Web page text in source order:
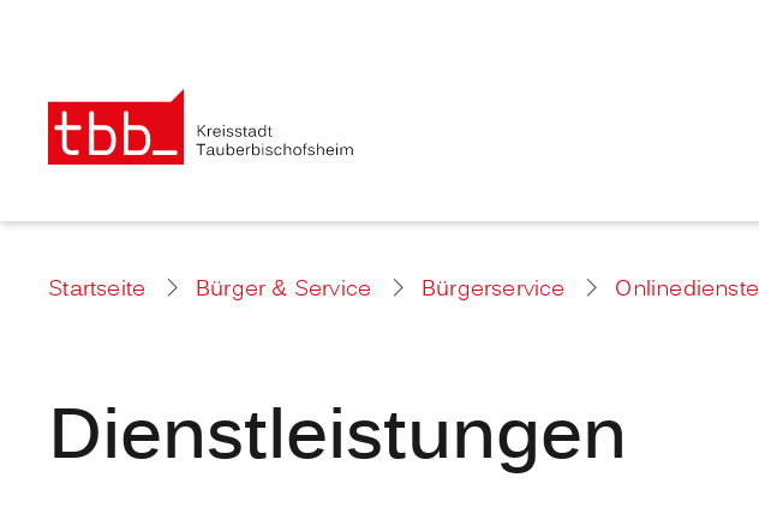
Startseite Bürger & Service Bürgerservice Onlinedienste
Dienstleistungen